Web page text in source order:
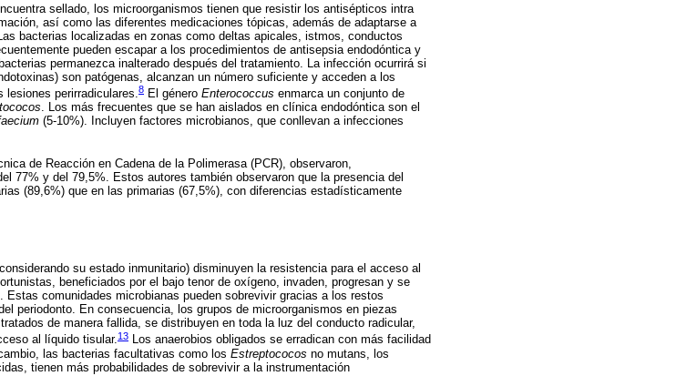
sellado, los microorganismos tienen que resistir los antisépticos intra
así como las diferentes medicaciones tópicas, además de adaptarse a
bacterias localizadas en zonas como deltas apicales, istmos, conductos
pueden escapar a los procedimientos de antisepsia endodóntica y
permanezca inalterado después del tratamiento. La infección ocurrirá si
son patógenas, alcanzan un número suficiente y acceden a los
lesiones perirradiculares.8 El género Enterococcus enmarca un conjunto de
. Los más frecuentes que se han aislados en clínica endodóntica son el
(5-10%). Incluyen factores microbianos, que conllevan a infecciones
de Reacción en Cadena de la Polimerasa (PCR), observaron,
77% y del 79,5%. Estos autores también observaron que la presencia del
(89,6%) que en las primarias (67,5%), con diferencias estadísticamente
su estado inmunitario) disminuyen la resistencia para el acceso al
beneficiados por el bajo tenor de oxígeno, invaden, progresan y se
comunidades microbianas pueden sobrevivir gracias a los restos
periodonto. En consecuencia, los grupos de microorganismos en piezas
de manera fallida, se distribuyen en toda la luz del conducto radicular,
al líquido tisular.13 Los anaerobios obligados se erradican con más facilidad
las bacterias facultativas como los Estreptococos no mutans, los
tienen más probabilidades de sobrevivir a la instrumentación